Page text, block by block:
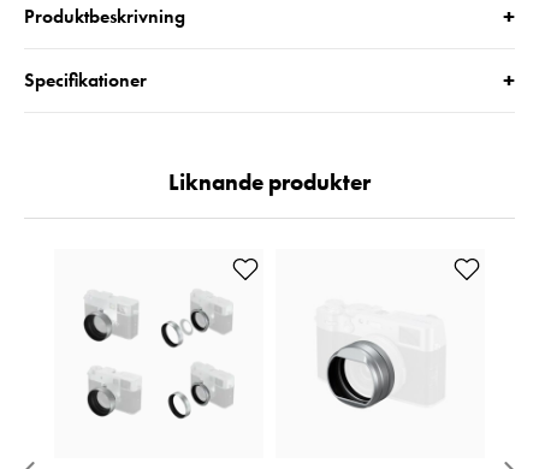
Produktbeskrivning +
Specifikationer +
Liknande produkter